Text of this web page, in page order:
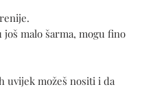
još malo šarma, mogu fino
uvijek možeš nositi i da